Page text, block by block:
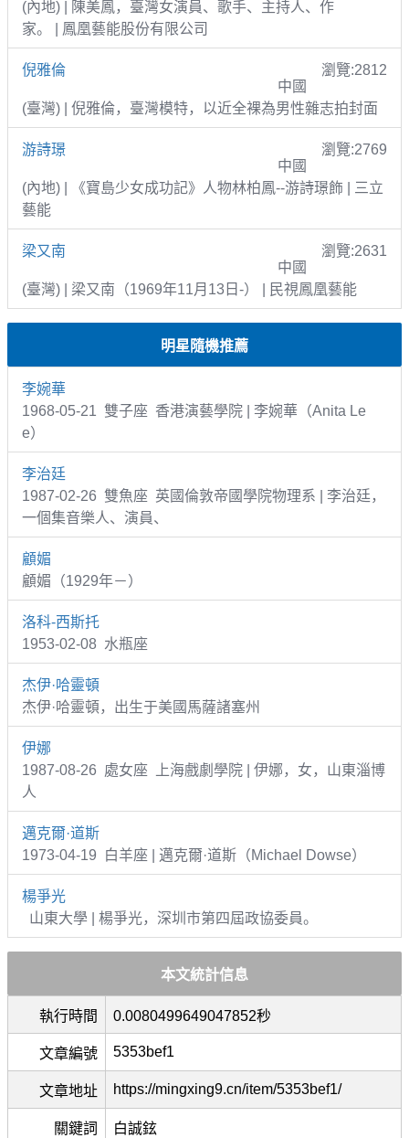
(內地) | 陳美鳳，臺灣女演員、歌手、主持人、作
家。 | 鳳凰藝能股份有限公司
倪雅倫
瀏覽:2812
中國
(臺灣) | 倪雅倫，臺灣模特，以近全裸為男性雜志拍封面
游詩璟
瀏覽:2769
中國
(內地) | 《寶島少女成功記》人物林柏鳳--游詩璟飾 | 三立
藝能
梁又南
瀏覽:2631
中國
(臺灣) | 梁又南（1969年11月13日-） | 民視鳳凰藝能
明星隨機推薦
李婉華
1968-05-21 雙子座 香港演藝學院 | 李婉華（Anita Le
e）
李治廷
1987-02-26 雙魚座 英國倫敦帝國學院物理系 | 李治廷，
一個集音樂人、演員、
顧媚
顧媚（1929年－）
洛科-西斯托
1953-02-08 水瓶座
杰伊·哈靈頓
杰伊·哈靈頓，出生于美國馬薩諸塞州
伊娜
1987-08-26 處女座 上海戲劇學院 | 伊娜，女，山東淄博
人
邁克爾·道斯
1973-04-19 白羊座 | 邁克爾·道斯（Michael Dowse）
楊爭光
山東大學 | 楊爭光，深圳市第四屆政協委員。
本文統計信息
執行時間 0.0080499649047852秒
文章編號 5353bef1
文章地址 https://mingxing9.cn/item/5353bef1/
關鍵詞 白誠鉉